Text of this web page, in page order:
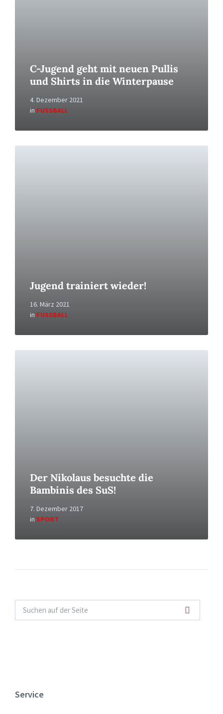
C-Jugend geht mit neuen Pullis
und Shirts in die Winterpause
4. Dezember 2021
in FUSSBALL
Jugend trainiert wieder!
16. März 2021
in FUSSBALL
Der Nikolaus besuchte die
Bambinis des SuS!
7. Dezember 2017
in SPORT
Service